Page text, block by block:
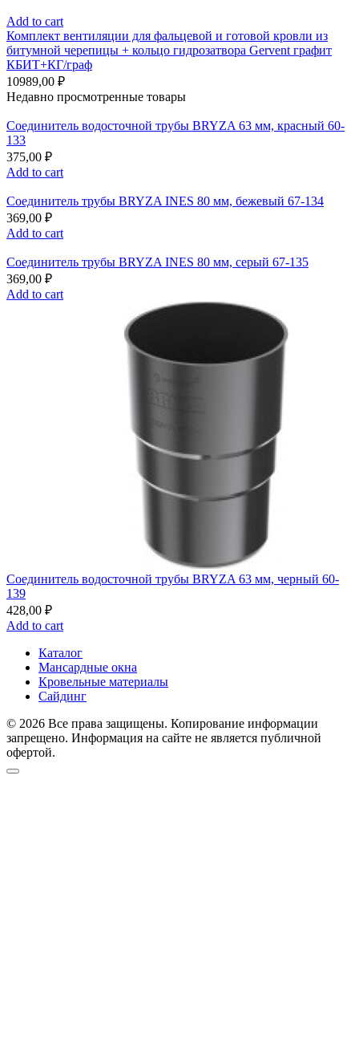
Add to cart
Комплект вентиляции для фальцевой и готовой кровли из
битумной черепицы + кольцо гидрозатвора Gervent графит
КБИТ+КГ/граф
10989,00 ₽
Недавно просмотренные товары
Соединитель водосточной трубы BRYZA 63 мм, краcный 60-
133
375,00 ₽
Add to cart
Соединитель трубы BRYZA INES 80 мм, бежевый 67-134
369,00 ₽
Add to cart
Соединитель трубы BRYZA INES 80 мм, серый 67-135
369,00 ₽
Add to cart
Соединитель водосточной трубы BRYZA 63 мм, черный 60-
139
428,00 ₽
Add to cart
Каталог
Мансардные окна
Кровельные материалы
Сайдинг
© 2026 Все права защищены. Копирование информации
запрещено. Информация на сайте не является публичной
офертой.